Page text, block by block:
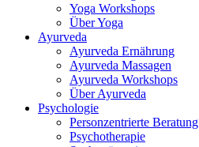
Yoga Workshops
Über Yoga
Ayurveda
Ayurveda Ernährung
Ayurveda Massagen
Ayurveda Workshops
Über Ayurveda
Psychologie
Personzentrierte Beratung
Psychotherapie